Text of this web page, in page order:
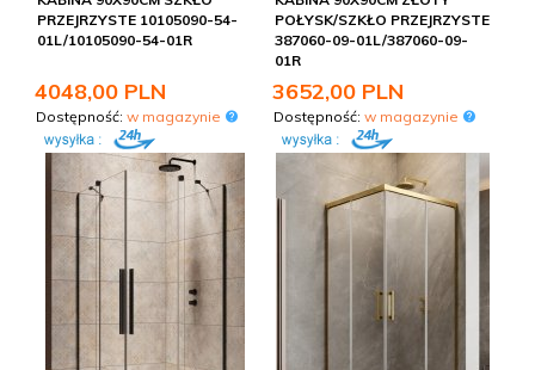
PRZEJRZYSTE 10105090-54-
01L/10105090-54-01R
4048,00 PLN
Dostępność: w magazynie
POŁYSK/SZKŁO PRZEJRZYSTE
387060-09-01L/387060-09-
01R
3652,00 PLN
Dostępność: w magazynie